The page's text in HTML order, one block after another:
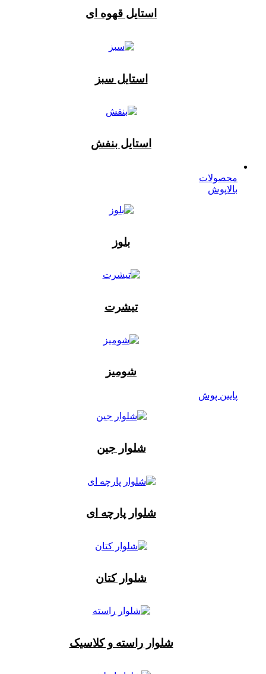
استایل قهوه ای
استایل سبز
استایل بنفش
محصولات
بالاپوش
بلوز
تیشرت
شومیز
پایین پوش
شلوار جین
شلوار پارچه ای
شلوار کتان
شلوار راسته و کلاسیک